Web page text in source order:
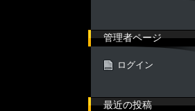
管理者ページ
ログイン
最近の投稿